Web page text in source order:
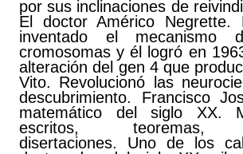
por sus inclinaciones de
El doctor Américo
inventado el mecanismo
cromosomas y él logró en
alteración del gen 4 que
Vito. Revolucionó las
descubrimiento. Francisco
matemático del siglo XX.
escritos, teoremas,
disertaciones. Uno de los